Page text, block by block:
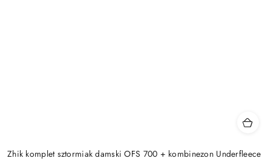
Zhik komplet sztormiak damski OFS 700 + kombinezon Underfleece